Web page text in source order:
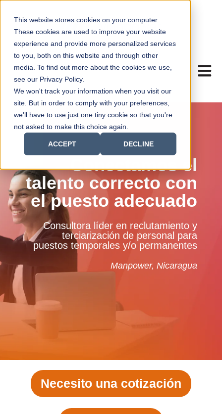
This website stores cookies on your computer.
These cookies are used to improve your website
experience and provide more personalized services
to you, both on this website and through other
media. To find out more about the cookies we use,
see our Privacy Policy.
We won't track your information when you visit our
site. But in order to comply with your preferences,
we'll have to use just one tiny cookie so that you're
not asked to make this choice again.
ACCEPT DECLINE
Conectamos el
talento correcto con
el puesto adecuado
Consultora líder en reclutamiento y
terciarización de personal para
puestos temporales y/o permanentes
Manpower, Nicaragua
Necesito una cotización